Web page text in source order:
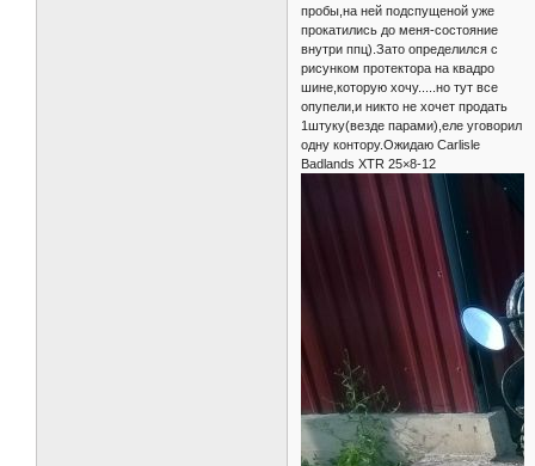
пробы,на ней подспущеной уже
прокатились до меня-состояние
внутри ппц).Зато определился с
рисунком протектора на квадро
шине,которую хочу.....но тут все
опупели,и никто не хочет продать
1штуку(везде парами),еле уговорил
одну контору.Ожидаю Carlisle
Badlands XTR 25×8-12